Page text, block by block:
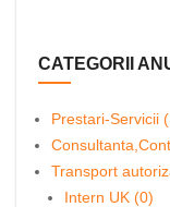
CATEGORII
Prestari-Servicii
Transport
Intern UK (0)